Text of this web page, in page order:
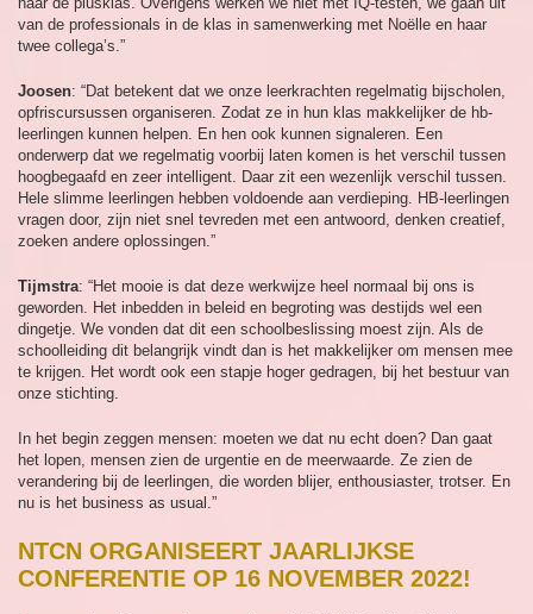
van de professionals in de klas in samenwerking met Noëlle en haar
twee collega’s.”
Joosen: “Dat betekent dat we onze leerkrachten regelmatig bijscholen,
opfriscursussen organiseren. Zodat ze in hun klas makkelijker de hb-
leerlingen kunnen helpen. En hen ook kunnen signaleren. Een
onderwerp dat we regelmatig voorbij laten komen is het verschil tussen
hoogbegaafd en zeer intelligent. Daar zit een wezenlijk verschil tussen.
Hele slimme leerlingen hebben voldoende aan verdieping. HB-leerlingen
vragen door, zijn niet snel tevreden met een antwoord, denken creatief,
zoeken andere oplossingen.”
Tijmstra: “Het mooie is dat deze werkwijze heel normaal bij ons is
geworden. Het inbedden in beleid en begroting was destijds wel een
dingetje. We vonden dat dit een schoolbeslissing moest zijn. Als de
schoolleiding dit belangrijk vindt dan is het makkelijker om mensen mee
te krijgen. Het wordt ook een stapje hoger gedragen, bij het bestuur van
onze stichting.
In het begin zeggen mensen: moeten we dat nu echt doen? Dan gaat
het lopen, mensen zien de urgentie en de meerwaarde. Ze zien de
verandering bij de leerlingen, die worden blijer, enthousiaster, trotser. En
nu is het business as usual.”
NTCN ORGANISEERT JAARLIJKSE
CONFERENTIE OP 16 NOVEMBER 2022!